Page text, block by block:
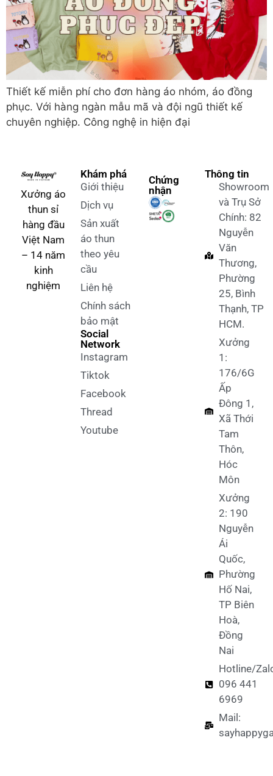
Thiết kế miễn phí cho đơn hàng áo nhóm, áo đồng
phục. Với hàng ngàn mẫu mã và đội ngũ thiết kế
chuyên nghiệp. Công nghệ in hiện đại
Xưởng áo
thun sỉ
hàng đầu
Việt Nam
– 14 năm
kinh
nghiệm
Khám phá
Giới thiệu
Dịch vụ
Sản xuất
áo thun
theo yêu
cầu
Liên hệ
Chính sách
bảo mật
Social
Network
Instagram
Tiktok
Facebook
Thread
Youtube
Chứng
nhận
Thông tin
Showroom
và Trụ Sở
Chính: 82
Nguyễn
Văn
Thương,
Phường
25, Bình
Thạnh, TP
HCM.
Xưởng
1:
176/6G
Ấp
Đông 1,
Xã Thới
Tam
Thôn,
Hóc
Môn
Xưởng
2: 190
Nguyễn
Ái
Quốc,
Phường
Hố Nai,
TP Biên
Hoà,
Đồng
Nai
Hotline/
096 441
6969
Mail: